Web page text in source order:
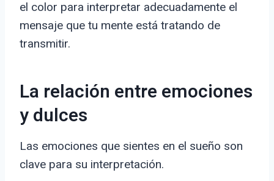
el color para interpretar adecuadamente el
mensaje que tu mente está tratando de
transmitir.
La relación entre emociones
y dulces
Las emociones que sientes en el sueño son
clave para su interpretación.